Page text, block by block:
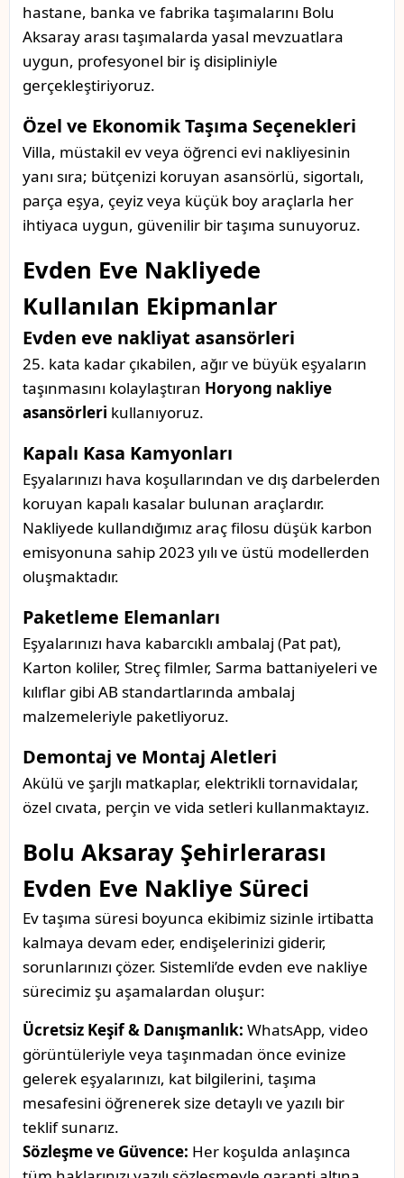
hastane, banka ve fabrika taşımalarını Bolu
Aksaray arası taşımalarda yasal mevzuatlara
uygun, profesyonel bir iş disipliniyle
gerçekleştiriyoruz.
Özel ve Ekonomik Taşıma Seçenekleri
Villa, müstakil ev veya öğrenci evi nakliyesinin
yanı sıra; bütçenizi koruyan asansörlü, sigortalı,
parça eşya, çeyiz veya küçük boy araçlarla her
ihtiyaca uygun, güvenilir bir taşıma sunuyoruz.
Evden Eve Nakliyede
Kullanılan Ekipmanlar
Evden eve nakliyat asansörleri
25. kata kadar çıkabilen, ağır ve büyük eşyaların
taşınmasını kolaylaştıran Horyong nakliye
asansörleri kullanıyoruz.
Kapalı Kasa Kamyonları
Eşyalarınızı hava koşullarından ve dış darbelerden
koruyan kapalı kasalar bulunan araçlardır.
Nakliyede kullandığımız araç filosu düşük karbon
emisyonuna sahip 2023 yılı ve üstü modellerden
oluşmaktadır.
Paketleme Elemanları
Eşyalarınızı hava kabarcıklı ambalaj (Pat pat),
Karton koliler, Streç filmler, Sarma battaniyeleri ve
kılıflar gibi AB standartlarında ambalaj
malzemeleriyle paketliyoruz.
Demontaj ve Montaj Aletleri
Akülü ve şarjlı matkaplar, elektrikli tornavidalar,
özel cıvata, perçin ve vida setleri kullanmaktayız.
Bolu Aksaray Şehirlerarası
Evden Eve Nakliye Süreci
Ev taşıma süresi boyunca ekibimiz sizinle irtibatta
kalmaya devam eder, endişelerinizi giderir,
sorunlarınızı çözer. Sistemli’de evden eve nakliye
sürecimiz şu aşamalardan oluşur:
Ücretsiz Keşif & Danışmanlık: WhatsApp, video
görüntüleriyle veya taşınmadan önce evinize
gelerek eşyalarınızı, kat bilgilerini, taşıma
mesafesini öğrenerek size detaylı ve yazılı bir
teklif sunarız.
Sözleşme ve Güvence: Her koşulda anlaşınca